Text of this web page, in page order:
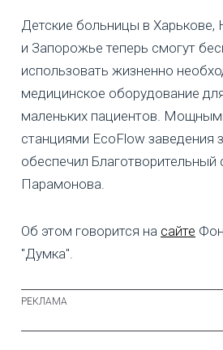
Детские больницы в Харькове,
и Запорожье теперь смогут
использовать жизненно
медицинское оборудование
маленьких пациентов.
станциями EcoFlow заведения
обеспечил
Парамонова.
Об этом говорится на сайте
"Думка".